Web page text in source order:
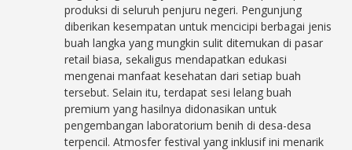
produksi di seluruh penjuru negeri. Pengunjung
diberikan kesempatan untuk mencicipi berbagai jenis
buah langka yang mungkin sulit ditemukan di pasar
retail biasa, sekaligus mendapatkan edukasi
mengenai manfaat kesehatan dari setiap buah
tersebut. Selain itu, terdapat sesi lelang buah
premium yang hasilnya didonasikan untuk
pengembangan laboratorium benih di desa-desa
terpencil. Atmosfer festival yang inklusif ini menarik